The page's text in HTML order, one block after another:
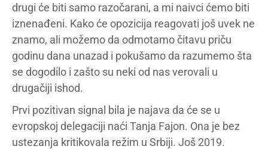
drugi će biti samo razočarani, a mi naivci ćemo biti
iznenađeni. Kako će opozicija reagovati još uvek ne
znamo, ali možemo da odmotamo čitavu priču
godinu dana unazad i pokušamo da razumemo šta
se dogodilo i zašto su neki od nas verovali u
drugačiji ishod.
Prvi pozitivan signal bila je najava da će se u
evropskoj delegaciji naći Tanja Fajon. Ona je bez
ustezanja kritikovala režim u Srbiji. Još 2019.